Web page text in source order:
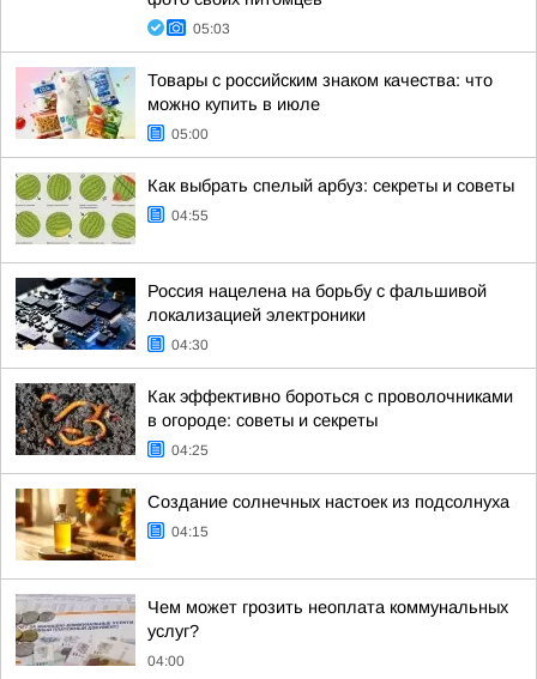
05:03
Товары с российским знаком качества: что
можно купить в июле
05:00
Как выбрать спелый арбуз: секреты и советы
04:55
Россия нацелена на борьбу с фальшивой
локализацией электроники
04:30
Как эффективно бороться с проволочниками
в огороде: советы и секреты
04:25
Создание солнечных настоек из подсолнуха
04:15
Чем может грозить неоплата коммунальных
услуг?
04:00